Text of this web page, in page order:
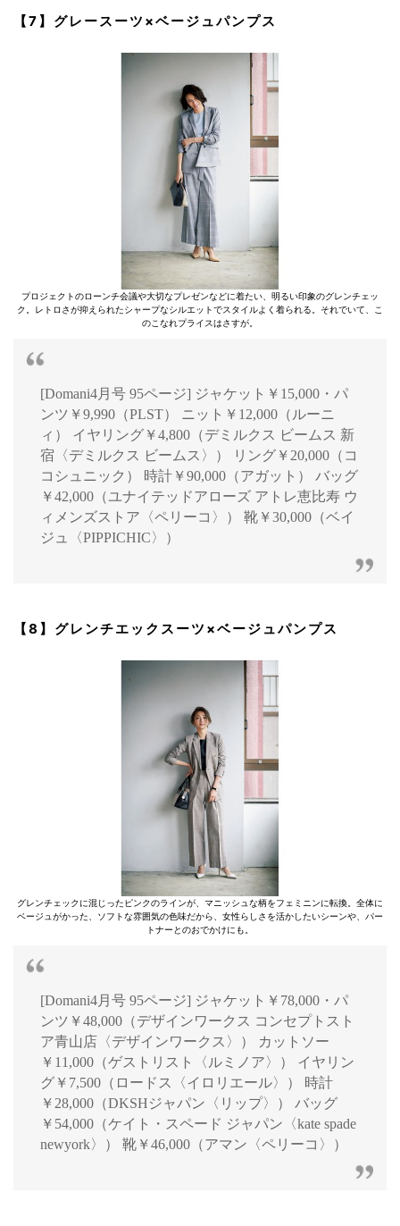
【7】グレースーツ×ベージュパンプス
プロジェクトのローンチ会議や大切なプレゼンなどに着たい、明るい印象のグレンチェッ
ク。レトロさが抑えられたシャープなシルエットでスタイルよく着られる。それでいて、こ
のこなれプライスはさすが。
[Domani4月号 95ページ] ジャケット￥15,000・パ
ンツ￥9,990（PLST） ニット￥12,000（ルーニ
ィ） イヤリング￥4,800（デミルクス ビームス 新
宿〈デミルクス ビームス〉） リング￥20,000（コ
コシュニック） 時計￥90,000（アガット） バッグ
￥42,000（ユナイテッドアローズ アトレ恵比寿 ウ
ィメンズストア〈ペリーコ〉） 靴￥30,000（ベイ
ジュ〈PIPPICHIC〉）
【8】グレンチエックスーツ×ベージュパンプス
グレンチェックに混じったピンクのラインが、マニッシュな柄をフェミニンに転換。全体に
ベージュがかった、ソフトな雰囲気の色味だから、女性らしさを活かしたいシーンや、パー
トナーとのおでかけにも。
[Domani4月号 95ページ] ジャケット￥78,000・パ
ンツ￥48,000（デザインワークス コンセプトスト
ア青山店〈デザインワークス〉） カットソー
￥11,000（ゲストリスト〈ルミノア〉） イヤリン
グ￥7,500（ロードス〈イロリエール〉） 時計
￥28,000（DKSHジャパン〈リップ〉） バッグ
￥54,000（ケイト・スペード ジャパン〈kate spade
newyork〉） 靴￥46,000（アマン〈ペリーコ〉）